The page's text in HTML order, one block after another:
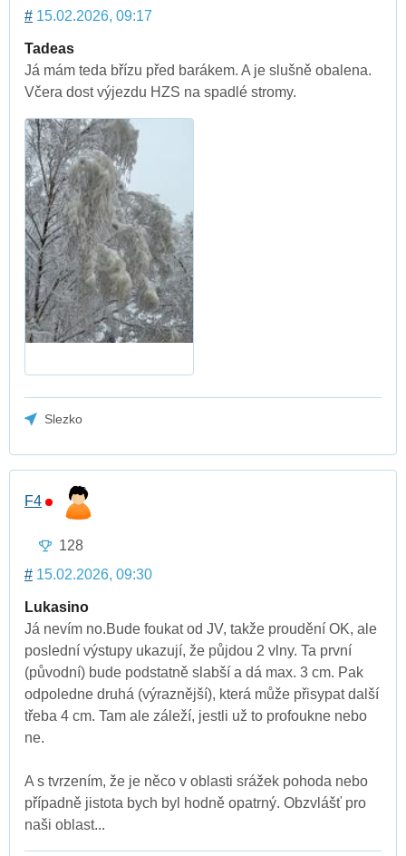
# 15.02.2026, 09:17
Tadeas
Já mám teda břízu před barákem. A je slušně obalena.
Včera dost výjezdu HZS na spadlé stromy.
Slezko
F4
128
# 15.02.2026, 09:30
Lukasino
Já nevím no.Bude foukat od JV, takže proudění OK, ale
poslední výstupy ukazují, že půjdou 2 vlny. Ta první
(původní) bude podstatně slabší a dá max. 3 cm. Pak
odpoledne druhá (výraznější), která může přisypat další
třeba 4 cm. Tam ale záleží, jestli už to profoukne nebo
ne.
A s tvrzením, že je něco v oblasti srážek pohoda nebo
případně jistota bych byl hodně opatrný. Obzvlášť pro
naši oblast...